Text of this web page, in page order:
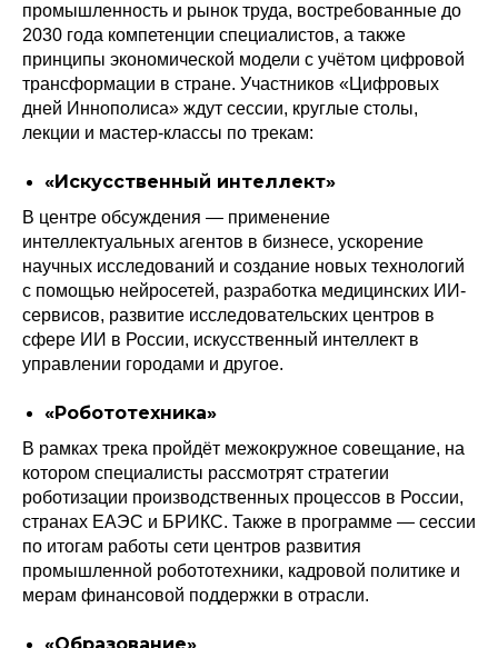
промышленность и рынок труда, востребованные до
2030 года компетенции специалистов, а также
принципы экономической модели с учётом цифровой
трансформации в стране. Участников «Цифровых
дней Иннополиса» ждут сессии, круглые столы,
лекции и мастер-классы по трекам:
«Искусственный интеллект»
В центре обсуждения — применение
интеллектуальных агентов в бизнесе, ускорение
научных исследований и создание новых технологий
с помощью нейросетей, разработка медицинских ИИ-
сервисов, развитие исследовательских центров в
сфере ИИ в России, искусственный интеллект в
управлении городами и другое.
«Робототехника»
В рамках трека пройдёт межокружное совещание, на
котором специалисты рассмотрят стратегии
роботизации производственных процессов в России,
странах ЕАЭС и БРИКС. Также в программе — сессии
по итогам работы сети центров развития
промышленной робототехники, кадровой политике и
мерам финансовой поддержки в отрасли.